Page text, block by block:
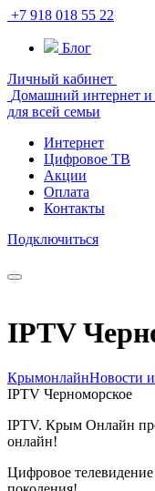
+7 918 018 55 22
Блог
Личный кабинет
Домашний интернет и
для всей семьи
Интернет
Цифровое ТВ
Акции
Оплата
Контакты
Подключиться
IPTV
КрымонлайнНовости
IPTV Черноморское
IPTV. Крым Онлайн
онлайн!
Цифровое